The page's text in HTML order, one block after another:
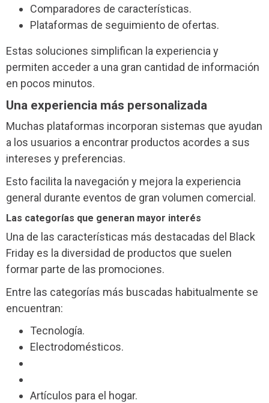
Comparadores de características.
Plataformas de seguimiento de ofertas.
Estas soluciones simplifican la experiencia y
permiten acceder a una gran cantidad de información
en pocos minutos.
Una experiencia más personalizada
Muchas plataformas incorporan sistemas que ayudan
a los usuarios a encontrar productos acordes a sus
intereses y preferencias.
Esto facilita la navegación y mejora la experiencia
general durante eventos de gran volumen comercial.
Las categorías que generan mayor interés
Una de las características más destacadas del Black
Friday es la diversidad de productos que suelen
formar parte de las promociones.
Entre las categorías más buscadas habitualmente se
encuentran:
Tecnología.
Electrodomésticos.
Artículos para el hogar.